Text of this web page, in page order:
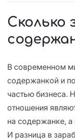
В современном
содержанкой и
частью бизнеса.
отношения
на содержанке, а
И разница в